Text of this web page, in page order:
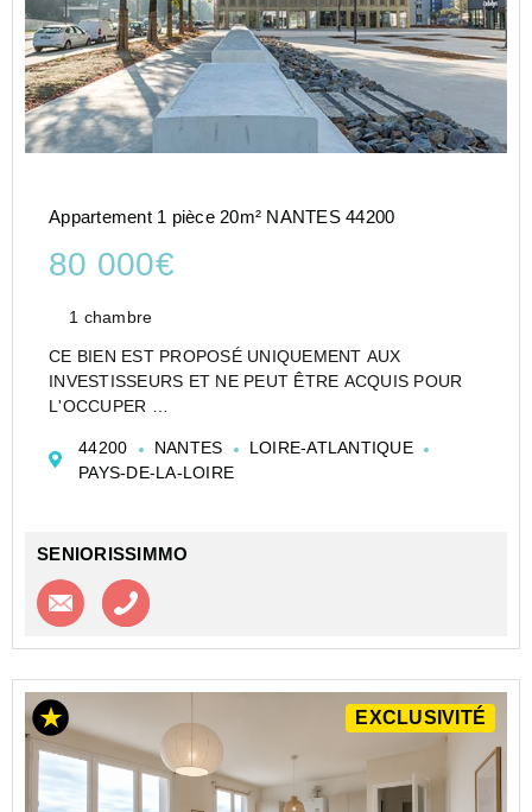
Appartement 1 pièce 20m² NANTES 44200
80 000€
1 chambre
CE BIEN EST PROPOSÉ UNIQUEMENT AUX
INVESTISSEURS ET NE PEUT ÊTRE ACQUIS POUR
L'OCCUPER
ÉTUDIANTE - LOT LMNP GÉRÉ PAR MAGORA (EX.
ODALYS) - IDÉAL PREMIER INVESTISSEMENT
44200 NANTES
LOIRE-ATLANTIQUE
PAYS-DE-LA-LOIRE
SENIORISSIMMO
Contacter l'agence
EXCLUSIVITÉ